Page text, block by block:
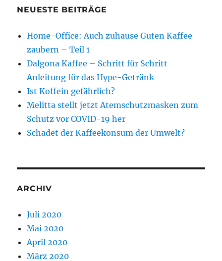
NEUESTE BEITRÄGE
Home-Office: Auch zuhause Guten Kaffee
zaubern – Teil 1
Dalgona Kaffee – Schritt für Schritt
Anleitung für das Hype-Getränk
Ist Koffein gefährlich?
Melitta stellt jetzt Atemschutzmasken zum
Schutz vor COVID-19 her
Schadet der Kaffeekonsum der Umwelt?
ARCHIV
Juli 2020
Mai 2020
April 2020
März 2020